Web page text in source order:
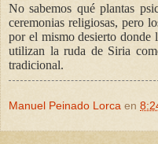
No sabemos qué plantas
ceremonias religiosas, pero
por el mismo desierto donde
utilizan la ruda de Siria
tradicional.
Manuel Peinado Lorca en